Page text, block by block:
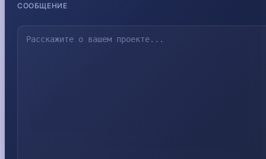
СООБЩЕНИЕ